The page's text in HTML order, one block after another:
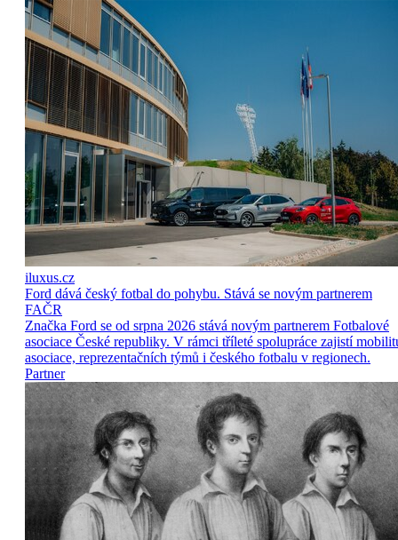
iluxus.cz
Ford dává český fotbal do pohybu. Stává se novým partnerem
FAČR
Značka Ford se od srpna 2026 stává novým partnerem Fotbalové
asociace České republiky. V rámci tříleté spolupráce zajistí
asociace, reprezentačních týmů i českého fotbalu v regionech.
Partner